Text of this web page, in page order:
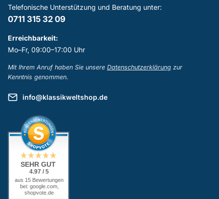
Telefonische Unterstützung und Beratung unter:
0711 315 32 09
Erreichbarkeit:
Mo–Fr, 09:00–17:00 Uhr
Mit Ihrem Anruf haben Sie unsere Datenschutzerklärung zur
Kenntnis genommen.
info@klassikweltshop.de
SEHR GUT
4.97 / 5
aus 15 Bewertungen
bei: google.com,
shopvote.de